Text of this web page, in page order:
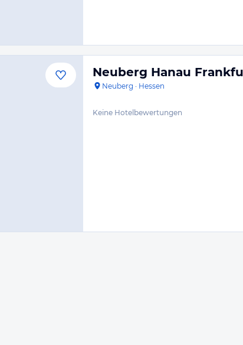
Neuberg Hanau
Neuberg · Hessen
Keine Hotelbewertungen